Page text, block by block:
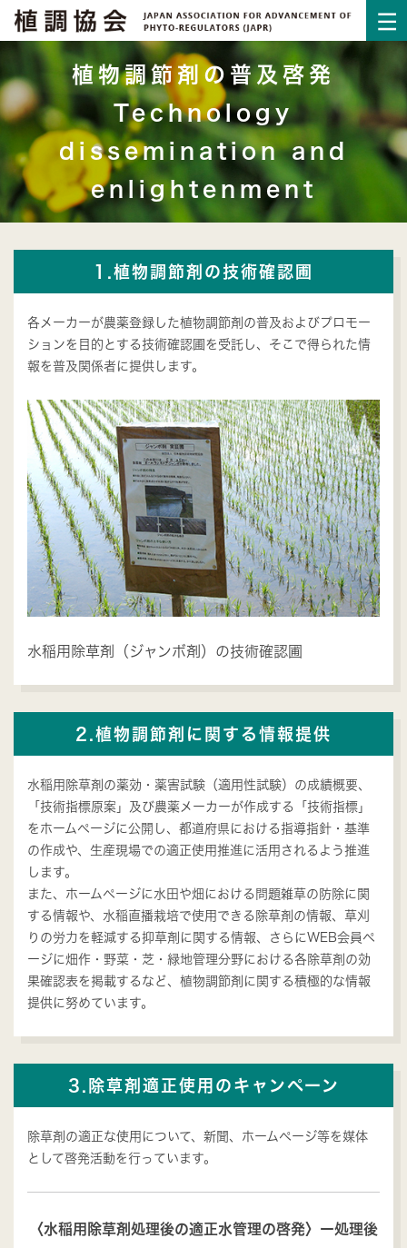
植物調節剤の普及啓発
Technology
dissemination and
enlightenment
1.植物調節剤の技術確認圃
各メーカーが農薬登録した植物調節剤の普及およびプロモー
ションを目的とする技術確認圃を受託し、そこで得られた情
報を普及関係者に提供します。
水稲用除草剤（ジャンボ剤）の技術確認圃
2.植物調節剤に関する情報提供
水稲用除草剤の薬効・薬害試験（適用性試験）の成績概要、
「技術指標原案」及び農薬メーカーが作成する「技術指標」
をホームページに公開し、都道府県における指導指針・基準
の作成や、生産現場での適正使用推進に活用されるよう推進
します。
また、ホームページに水田や畑における問題雑草の防除に関
する情報や、水稲直播栽培で使用できる除草剤の情報、草刈
りの労力を軽減する抑草剤に関する情報、さらにWEB会員ペ
ージに畑作・野菜・芝・緑地管理分野における各除草剤の効
果確認表を掲載するなど、植物調節剤に関する積極的な情報
提供に努めています。
3.除草剤適正使用のキャンペーン
除草剤の適正な使用について、新聞、ホームページ等を媒体
として啓発活動を行っています。
〈水稲用除草剤処理後の適正水管理の啓発〉ー処理後